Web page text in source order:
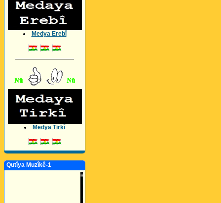
Medya Erebî
Medya Tirkî
Qutîya Muzîkê-1